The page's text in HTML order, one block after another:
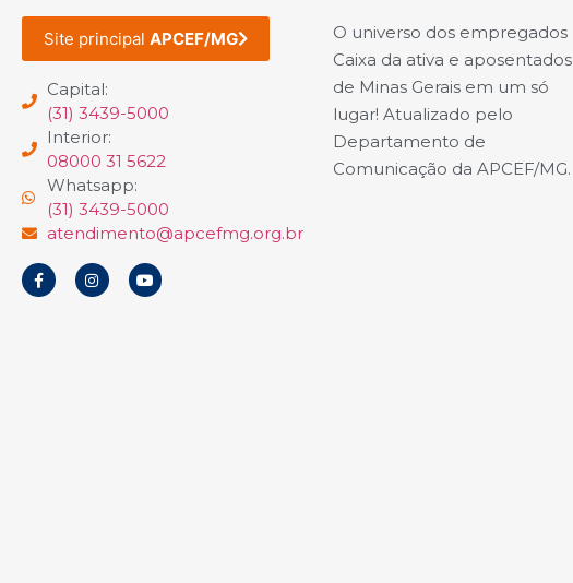
Site principal APCEF/MG
Capital:
(31) 3439-5000
Interior:
08000 31 5622
Whatsapp:
(31) 3439-5000
atendimento@apcefmg.org.br
O universo dos empregados
Caixa da ativa e aposentados
de Minas Gerais em um só
lugar! Atualizado pelo
Departamento de
Comunicação da APCEF/MG.